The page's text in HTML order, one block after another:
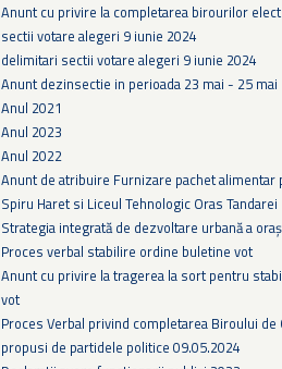
Anunt cu privire la completarea birourilor
sectii votare alegeri 9 iunie 2024
delimitari sectii votare alegeri 9 iunie 2024
Anunt dezinsectie in perioada 23 mai - 25 mai
Anul 2021
Anul 2023
Anul 2022
Anunt de atribuire Furnizare pachet
Spiru Haret si Liceul Tehnologic Oras Tandarei
Strategia integrată de dezvoltare urbană a
Proces verbal stabilire ordine buletine vot
Anunt cu privire la tragerea la sort pentru
vot
Proces Verbal privind completarea Biroului
propusi de partidele politice 09.05.2024